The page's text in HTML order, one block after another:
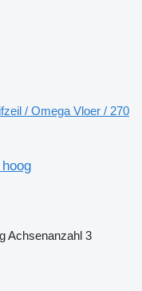
/ Omega Vloer / 270
Achsenanzahl 3